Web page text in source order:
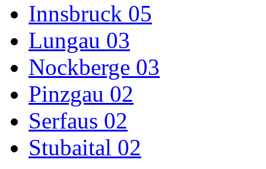
Innsbruck 05
Lungau 03
Nockberge 03
Pinzgau 02
Serfaus 02
Stubaital 02